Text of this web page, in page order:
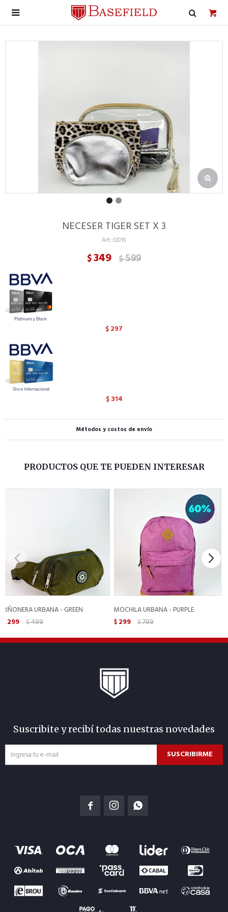

NECESER TIGER SET X 3
GD15
$349 $599
$ 297
$ 314
Métodos y costos de envío
PRODUCTOS QUE TE PUEDEN INTERESAR
RIÑONERA URBANA - GREEN
$ 299 $499
MOCHILA URBANA - PURPLE
$ 299 $799
Suscribite y recibí todas nuestras novedades
SUSCRIBIRME
  